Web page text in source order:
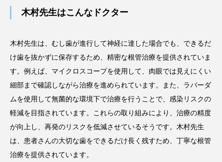
木村先生はこんなドクター
木村先生は、むし歯が進行して神経に達した場合でも、できるだ
け歯を抜かずに保存するため、精密な根管治療を提供されていま
す。例えば、マイクロスコープを使用して、肉眼では見えにくい
細部まで確認しながら治療を進められています。また、ラバーダ
ムを使用して無菌的な環境下で治療を行うことで、感染リスクの
軽減を目指されています。これらの取り組みにより、治療の精度
が向上し、再発のリスクを低減させているそうです。木村先生
は、患者さんの大切な歯をできるだけ長く残すため、丁寧な根管
治療を提供されています。